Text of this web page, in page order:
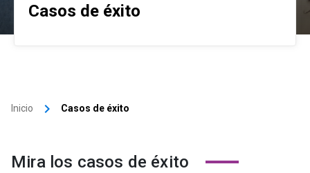
Casos de éxito
Inicio keyboard_arrow_right Casos de éxito
Mira los casos de éxito